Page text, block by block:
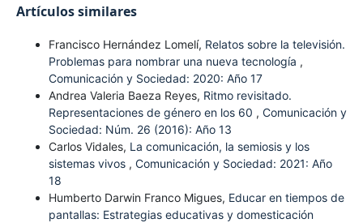
Artículos similares
Francisco Hernández Lomelí, Relatos sobre la televisión.
Problemas para nombrar una nueva tecnología ,
Comunicación y Sociedad: 2020: Año 17
Andrea Valeria Baeza Reyes, Ritmo revisitado.
Representaciones de género en los 60 , Comunicación y
Sociedad: Núm. 26 (2016): Año 13
Carlos Vidales, La comunicación, la semiosis y los
sistemas vivos , Comunicación y Sociedad: 2021: Año
18
Humberto Darwin Franco Migues, Educar en tiempos de
pantallas: Estrategias educativas y domesticación